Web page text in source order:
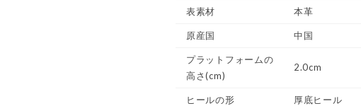
表素材 本革
原産国 中国
プラットフォームの
高さ(cm)
2.0cm
ヒールの形 厚底ヒール